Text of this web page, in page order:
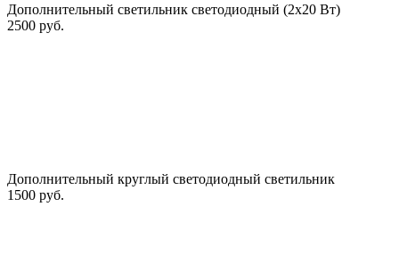
Дополнительный светильник светодиодный (2х20 Вт)
2500 руб.
Дополнительный круглый светодиодный светильник
1500 руб.